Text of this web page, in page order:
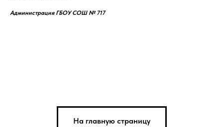
Администрация ГБОУ СОШ № 717
На главную страницу